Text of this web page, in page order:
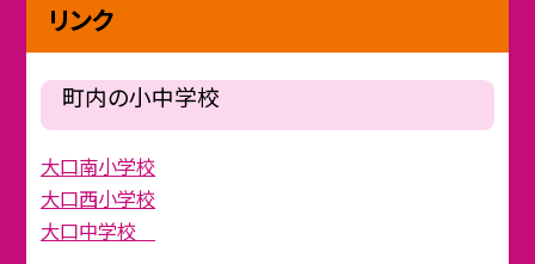
リンク
町内の小中学校
大口南小学校
大口西小学校
大口中学校